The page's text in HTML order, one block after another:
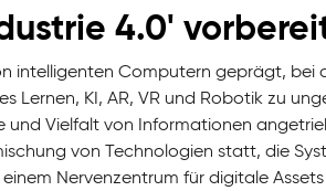
4.0'
intelligenten Computern geprägt, bei
Lernen, KI, AR, VR und Robotik zu
Vielfalt von Informationen
von Technologien statt, die
Nervenzentrum für digitale